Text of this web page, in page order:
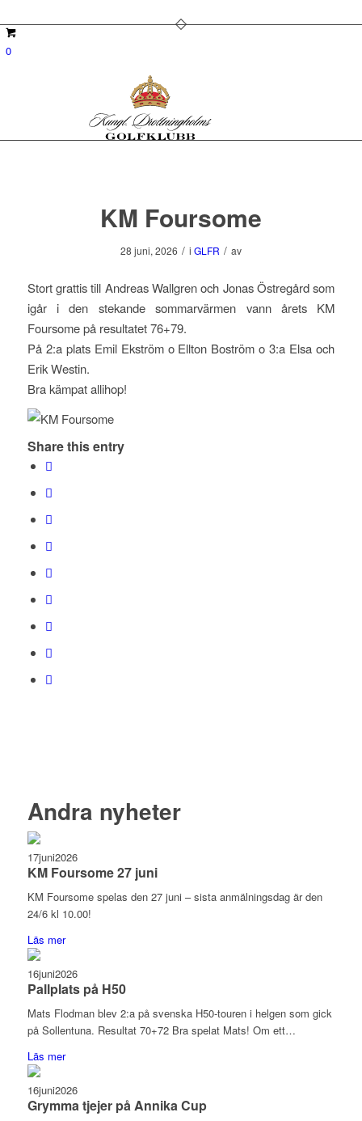
0
KM Foursome
28 juni, 2026 / i GLFR / av
Stort grattis till Andreas Wallgren och Jonas Östregård som
igår i den stekande sommarvärmen vann årets KM
Foursome på resultatet 76+79.
På 2:a plats Emil Ekström o Ellton Boström o 3:a Elsa och
Erik Westin.
Bra kämpat allihop!
Share this entry
Andra nyheter
17juni2026
KM Foursome 27 juni
KM Foursome spelas den 27 juni – sista anmälningsdag är den
24/6 kl 10.00!
Läs mer
16juni2026
Pallplats på H50
Mats Flodman blev 2:a på svenska H50-touren i helgen som gick
på Sollentuna. Resultat 70+72 Bra spelat Mats! Om ett…
Läs mer
16juni2026
Grymma tjejer på Annika Cup